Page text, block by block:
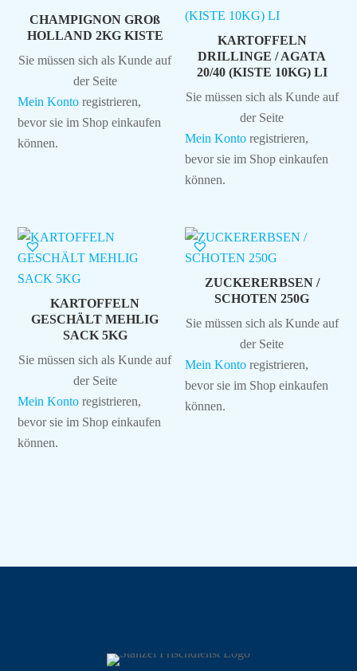
CHAMPIGNON GROß
HOLLAND 2KG KISTE
Sie müssen sich als Kunde auf
der Seite
Mein Konto registrieren,
bevor sie im Shop einkaufen
können.
KARTOFFELN
DRILLINGE / AGATA
20/40 (KISTE 10KG) LI
Sie müssen sich als Kunde auf
der Seite
Mein Konto registrieren,
bevor sie im Shop einkaufen
können.
KARTOFFELN
GESCHÄLT MEHLIG
SACK 5KG
Sie müssen sich als Kunde auf
der Seite
Mein Konto registrieren,
bevor sie im Shop einkaufen
können.
ZUCKERERBSEN /
SCHOTEN 250G
Sie müssen sich als Kunde auf
der Seite
Mein Konto registrieren,
bevor sie im Shop einkaufen
können.